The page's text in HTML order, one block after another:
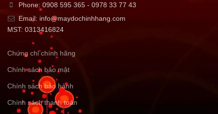
Phone: 0908 595 365 - 0978 33 77 43
Email: info@maydochinhhang.com
MST: 0313416824
Chứng chỉ chính hãng
Chính sách bảo mật
Chính sách bảo hành
Chính sách thanh toán